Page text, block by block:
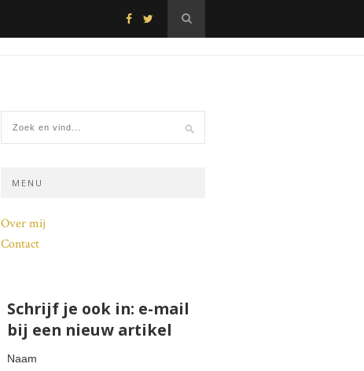
MENU
Over mij
Contact
Schrijf je ook in: e-mail
bij een nieuw artikel
Naam